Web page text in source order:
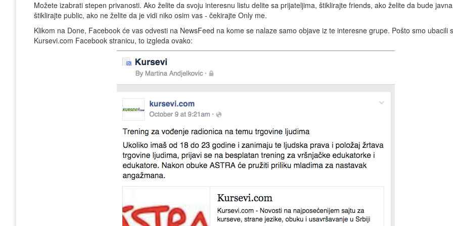
Možete izabrati stepen privanosti. Ako želite da svoju interesnu listu delite sa prijateljima, štiklirajte friends, ako želite da bude
štiklirajte public, ako ne želite da je vidi niko osim vas - čekirajte Only me.
Klikom na Done, Facebook će vas odvesti na NewsFeed na kome se nalaze samo objave iz te interesne grupe. Pošto smo ubacili
Kursevi.com Facebook stranicu, to izgleda ovako: